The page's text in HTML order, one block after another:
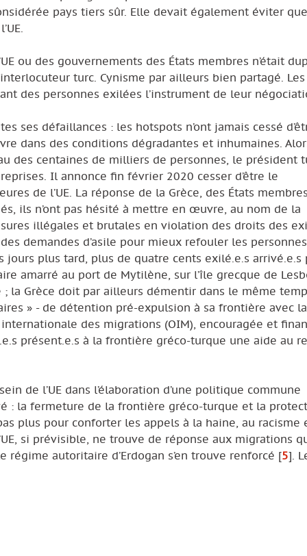
pays tiers sûr. Elle devait également éviter
ou des gouvernements des États membres n’était
turc. Cynisme par ailleurs bien partagé.
des personnes exilées l’instrument de leur
ses défaillances : les hotspots n’ont jamais cessé
dans des conditions dégradantes et inhumaines.
des centaines de milliers de personnes, le président
Il annonce fin février 2020 cesser d’être le
de l’UE. La réponse de la Grèce, des États
ils n’ont pas hésité à mettre en œuvre, au nom de la
illégales et brutales en violation des droits des
demandes d’asile pour mieux refouler les
jours plus tard, plus de quatre cents exilé.e.s arrivé.e.s
amarré au port de Mytilène, sur l’île grecque de
la Grèce doit par ailleurs démentir dans le même
» - de détention pré-expulsion à sa frontière avec la
des migrations (OIM), encouragée et
présent.e.s à la frontière gréco-turque une aide au
de l’UE dans l’élaboration d’une politique commune
: la fermeture de la frontière gréco-turque et la
plus pour conforter les appels à la haine, au racisme
si prévisible, ne trouve de réponse aux migrations
autoritaire d’Erdogan s’en trouve renforcé [5].